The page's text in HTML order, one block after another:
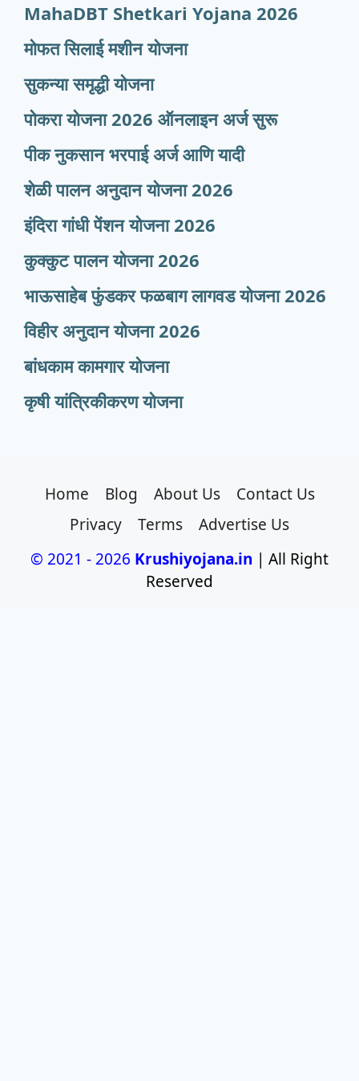
MahaDBT Shetkari Yojana 2026
मोफत सिलाई मशीन योजना
सुकन्या समृद्धी योजना
पोकरा योजना 2026 ऑनलाइन अर्ज सुरू
पीक नुकसान भरपाई अर्ज आणि यादी
शेळी पालन अनुदान योजना 2026
इंदिरा गांधी पेंशन योजना 2026
कुक्कुट पालन योजना 2026
भाऊसाहेब फुंडकर फळबाग लागवड योजना 2026
विहीर अनुदान योजना 2026
बांधकाम कामगार योजना
कृषी यांत्रिकीकरण योजना
Home Blog About Us
Contact Us
Privacy
Terms
Advertise Us
© 2021 - 2026 Krushiyojana.in | All Right
Reserved